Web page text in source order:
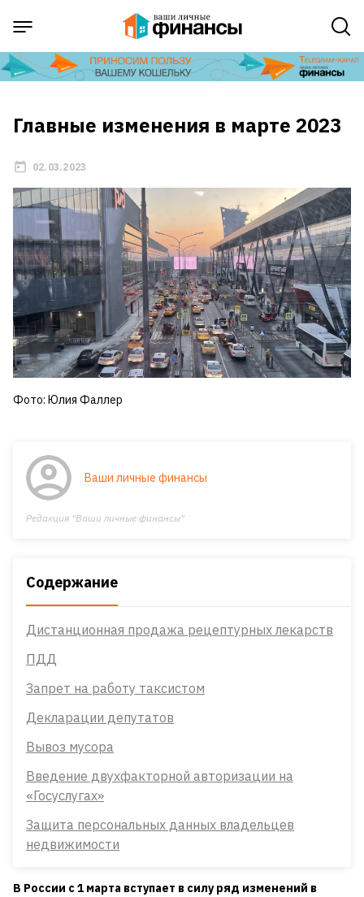
Главные изменения в марте 2023
02.03.2023
Фото: Юлия Фаллер
Ваши личные финансы
Редакция "Ваши личные финансы"
Содержание
Дистанционная продажа рецептурных лекарств
ПДД
Запрет на работу таксистом
Декларации депутатов
Вывоз мусора
Введение двухфакторной авторизации на
«Госуслугах»
Защита персональных данных владельцев
недвижимости
В России с 1 марта вступает в силу ряд изменений в